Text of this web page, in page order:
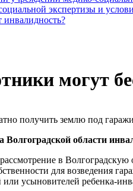
экспертизы и
инвалидность?
могут
Волгоградской области
в
для возведения
или усыновителей ребенка-